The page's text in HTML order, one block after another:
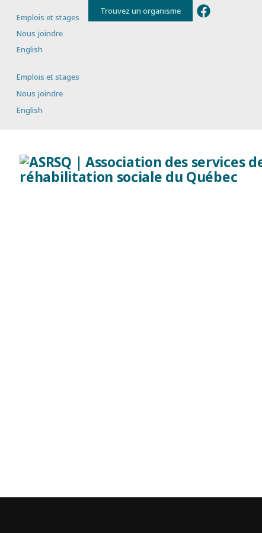
Emplois et stages
Nous joindre
English
Emplois et stages
Nous joindre
English
Trouvez un organisme